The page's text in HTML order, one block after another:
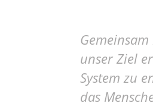
unser Ziel
System zu
das